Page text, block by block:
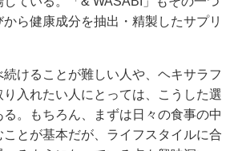
ら健康成分を抽出・精製したサプリ
けることが難しい人や、ヘキサラフ
り入れたい人にとっては、こうした選
。もちろん、まずは日々の食事の中
とが基本だが、ライフスタイルに合